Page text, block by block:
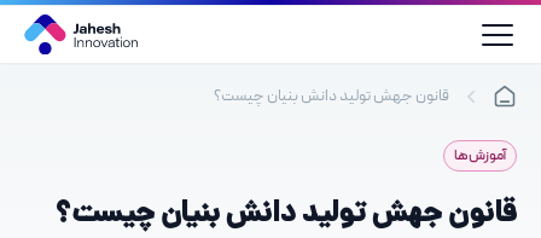
پرش
محتوا
قانون جهش تولید دانش بنیان چیست؟
آموزش‌ها
قانون جهش تولید دانش بنیان چیست؟